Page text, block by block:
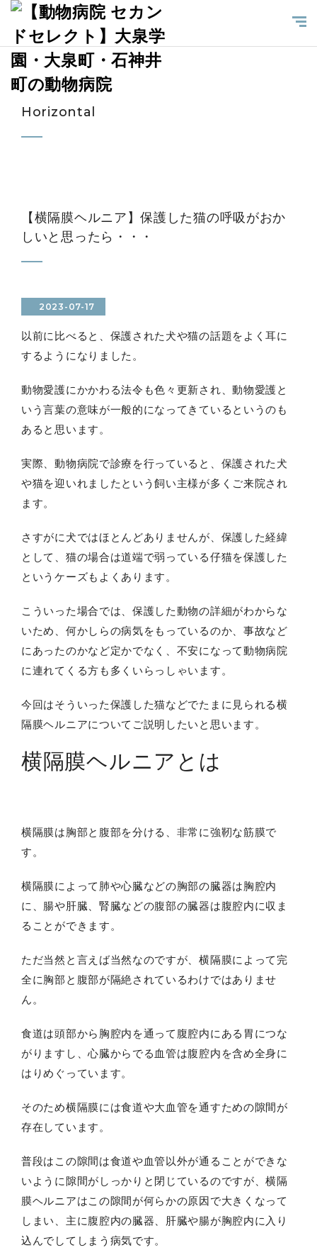
Horizontal
【横隔膜ヘルニア】保護した猫の呼吸がおか
しいと思ったら・・・
2023-07-17
以前に比べると、保護された犬や猫の話題をよく耳に
するようになりました。
動物愛護にかかわる法令も色々更新され、動物愛護と
いう言葉の意味が一般的になってきているというのも
あると思います。
実際、動物病院で診療を行っていると、保護された犬
や猫を迎いれましたという飼い主様が多くご来院され
ます。
さすがに犬ではほとんどありませんが、保護した経緯
として、猫の場合は道端で弱っている仔猫を保護した
というケーズもよくあります。
こういった場合では、保護した動物の詳細がわからな
いため、何かしらの病気をもっているのか、事故など
にあったのかなど定かでなく、不安になって動物病院
に連れてくる方も多くいらっしゃいます。
今回はそういった保護した猫などでたまに見られる横
隔膜ヘルニアについてご説明したいと思います。
横隔膜ヘルニアとは
横隔膜は胸部と腹部を分ける、非常に強靭な筋膜で
す。
横隔膜によって肺や心臓などの胸部の臓器は胸腔内
に、腸や肝臓、腎臓などの腹部の臓器は腹腔内に収ま
ることができます。
ただ当然と言えば当然なのですが、横隔膜によって完
全に胸部と腹部が隔絶されているわけではありませ
ん。
食道は頭部から胸腔内を通って腹腔内にある胃につな
がりますし、心臓からでる血管は腹腔内を含め全身に
はりめぐっています。
そのため横隔膜には食道や大血管を通すための隙間が
存在しています。
普段はこの隙間は食道や血管以外が通ることができな
いように隙間がしっかりと閉じているのですが、横隔
膜ヘルニアはこの隙間が何らかの原因で大きくなって
しまい、主に腹腔内の臓器、肝臓や腸が胸腔内に入り
込んでしてしまう病気です。